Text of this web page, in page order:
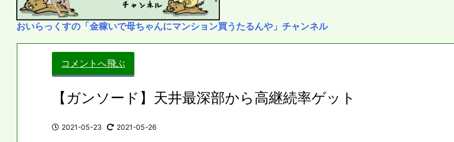
おいらっくすの「金稼いで母ちゃんにマンション買うたるんや」チャンネル
コメントへ飛ぶ
【ガンソード】天井最深部から高継続率ゲット
2021-05-23 2021-05-26